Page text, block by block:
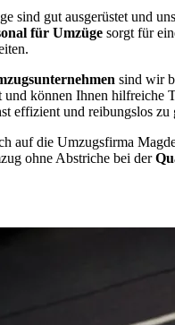
sind gut ausgerüstet und
für Umzüge sorgt für
sind wir
und können Ihnen hilfreiche
effizient und reibungslos zu
auf die Umzugsfirma
ohne Abstriche bei der